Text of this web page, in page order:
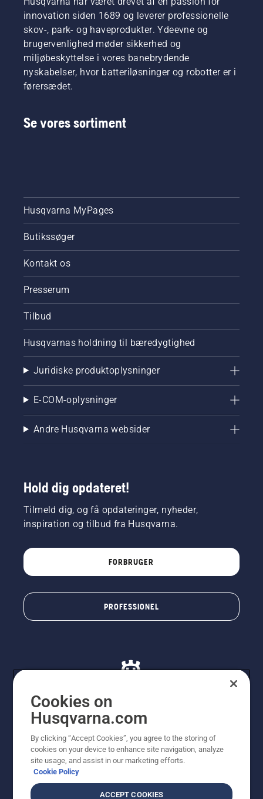
innovation siden 1689 og leverer professionelle
skov-, park- og haveprodukter. Ydeevne og
brugervenlighed møder sikkerhed og
miljøbeskyttelse i vores banebrydende
nyskabelser, hvor batteriløsninger og robotter er i
førersædet.
Se vores sortiment
Husqvarna MyPages
Butikssøger
Kontakt os
Presserum
Tilbud
Husqvarnas holdning til bæredygtighed
Juridiske produktoplysninger
E-COM-oplysninger
Andre Husqvarna websider
Hold dig opdateret!
Tilmeld dig, og få opdateringer, nyheder,
inspiration og tilbud fra Husqvarna.
FORBRUGER
PROFESSIONEL
viste priser er vejledende udsalgspriser. Der tages
forbehold for stave- og trykfejl samt prisændringer. Vi
stræber efter at have så nøjagtige oplysningerne på
dette websted som muligt. Alle anførte priser er
vejledende udsalgspriser (inkl. moms), medmindre
Cookies on
Husqvarna.com
By clicking “Accept Cookies”, you agree to the storing of
cookies on your device to enhance site navigation, analyze
site usage, and assist in our marketing efforts.
Cookie Policy
ACCEPT COOKIES